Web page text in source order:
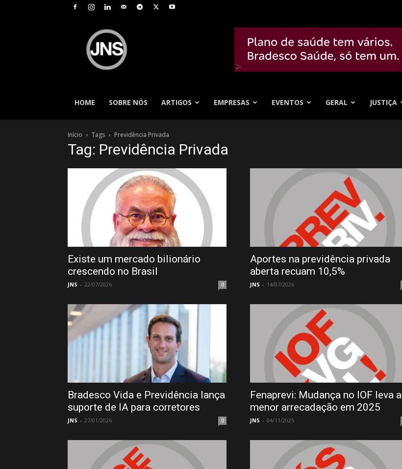
HOME
SOBRE NÓS ARTIGOS EMPRESAS EVENTOS GERAL JUSTIÇA
Início Tags Previdência Privada
Tag: Previdência Privada
Existe um mercado bilionário
crescendo no Brasil
JNS - 22/07/2026 0
Aportes na previdência privada
aberta recuam 10,5%
JNS - 14/07/2026
Bradesco Vida e Previdência lança
suporte de IA para corretores
JNS - 27/01/2026 0
Fenaprevi: Mudança no IOF leva a
menor arrecadação em 2025
JNS - 04/11/2025